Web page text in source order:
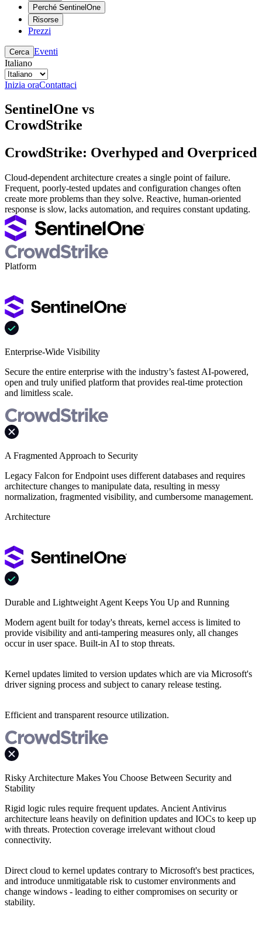
Perché SentinelOne
Risorse
Prezzi
Cerca Eventi
Italiano
Inizia oraContattaci
SentinelOne vs
CrowdStrike
CrowdStrike: Overhyped and Overpriced
Cloud-dependent architecture creates a single point of failure.
Frequent, poorly-tested updates and configuration changes often
create more problems than they solve. Reactive, human-oriented
response is slow, lacks automation, and requires constant updating.
Platform
Enterprise-Wide Visibility
Secure the entire enterprise with the industry’s fastest AI-powered,
open and truly unified platform that provides real-time protection
and limitless scale.
A Fragmented Approach to Security
Legacy Falcon for Endpoint uses different databases and requires
architecture changes to manipulate data, resulting in messy
normalization, fragmented visibility, and cumbersome management.
Architecture
Durable and Lightweight Agent Keeps You Up and Running
Modern agent built for today's threats, kernel access is limited to
provide visibility and anti-tampering measures only, all changes
occur in user space. Built-in AI to stop threats.
Kernel updates limited to version updates which are via Microsoft's
driver signing process and subject to canary release testing.
Efficient and transparent resource utilization.
Risky Architecture Makes You Choose Between Security and
Stability
Rigid logic rules require frequent updates. Ancient Antivirus
architecture leans heavily on definition updates and IOCs to keep up
with threats. Protection coverage irrelevant without cloud
connectivity.
Direct cloud to kernel updates contrary to Microsoft's best practices,
and introduce unmitigatable risk to customer environments and
change windows - leading to either compromises on security or
stability.